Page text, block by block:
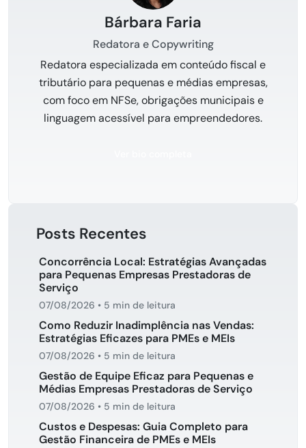
Bárbara Faria
Redatora e Copywriting
Redatora especializada em conteúdo fiscal e
tributário para pequenas e médias empresas,
com foco em NFSe, obrigações municipais e
linguagem acessível para empreendedores.
Posts Recentes
Concorrência Local: Estratégias Avançadas
para Pequenas Empresas Prestadoras de
Serviço
07/08/2026 • 5 min de leitura
Como Reduzir Inadimplência nas Vendas:
Estratégias Eficazes para PMEs e MEIs
07/08/2026 • 5 min de leitura
Gestão de Equipe Eficaz para Pequenas e
Médias Empresas Prestadoras de Serviço
07/08/2026 • 5 min de leitura
Custos e Despesas: Guia Completo para
Gestão Financeira de PMEs e MEIs